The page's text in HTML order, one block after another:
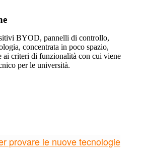
BYOD, pannelli di controllo,
concentrata in poco spazio,
ai criteri di funzionalità con cui viene
per le università.
provare le nuove tecnologie